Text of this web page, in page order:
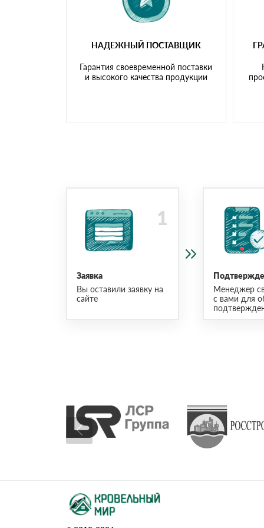
НАДЕЖНЫЙ ПОСТАВЩИК
Гарантия своевременной поставки
и высокого качества продукции
Заявка
Вы оставили заявку на
сайте
Менеджер
с вами для